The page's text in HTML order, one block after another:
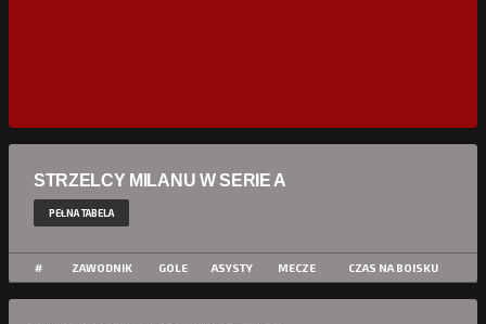
STRZELCY MILANU W SERIE A
PEŁNA TABELA
# ZAWODNIK GOLE ASYSTY MECZE CZAS NA BOISKU